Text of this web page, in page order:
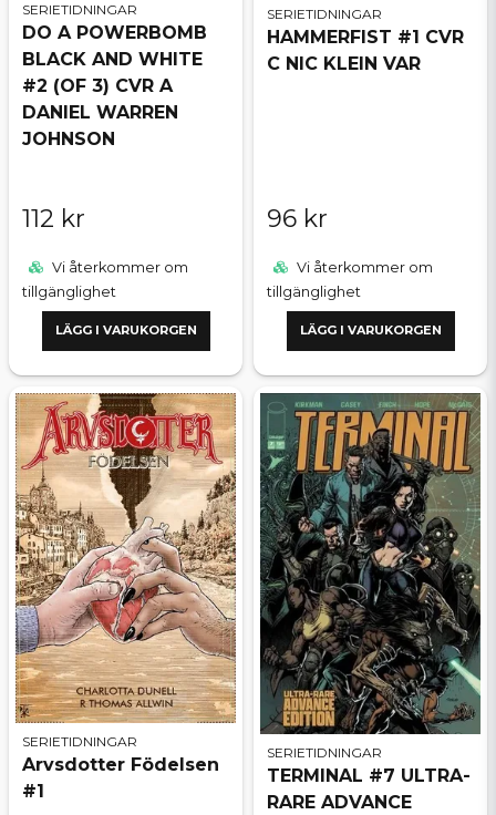
SERIETIDNINGAR
DO A POWERBOMB
BLACK AND WHITE
#2 (OF 3) CVR A
DANIEL WARREN
JOHNSON
112 kr
Vi återkommer om
tillgänglighet
LÄGG I VARUKORGEN
SERIETIDNINGAR
HAMMERFIST #1 CVR
C NIC KLEIN VAR
96 kr
Vi återkommer om
tillgänglighet
LÄGG I VARUKORGEN
SERIETIDNINGAR
Arvsdotter Födelsen
#1
SERIETIDNINGAR
TERMINAL #7 ULTRA-
RARE ADVANCE